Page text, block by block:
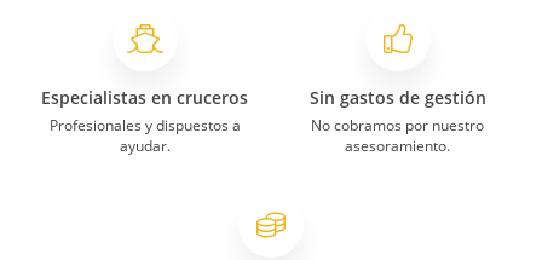
Especialistas en cruceros
Profesionales y dispuestos a
ayudar.
Sin gastos de gestión
No cobramos por nuestro
asesoramiento.